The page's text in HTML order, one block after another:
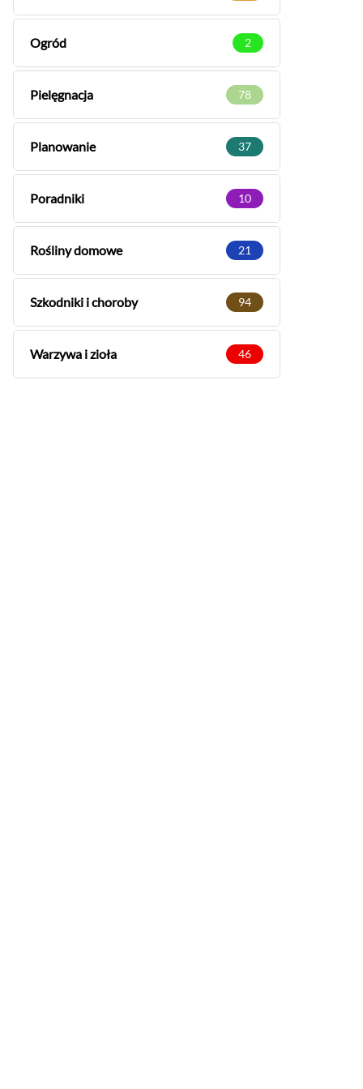
Ogród 2
Pielęgnacja 78
Planowanie 37
Poradniki 10
Rośliny domowe 21
Szkodniki i choroby 94
Warzywa i zioła 46